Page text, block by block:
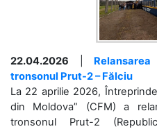
22.04.2026
tronsonul Prut-2 – Fălciu
La 22 aprilie 2026,
din Moldova” (CFM) a
tronsonul Prut-2